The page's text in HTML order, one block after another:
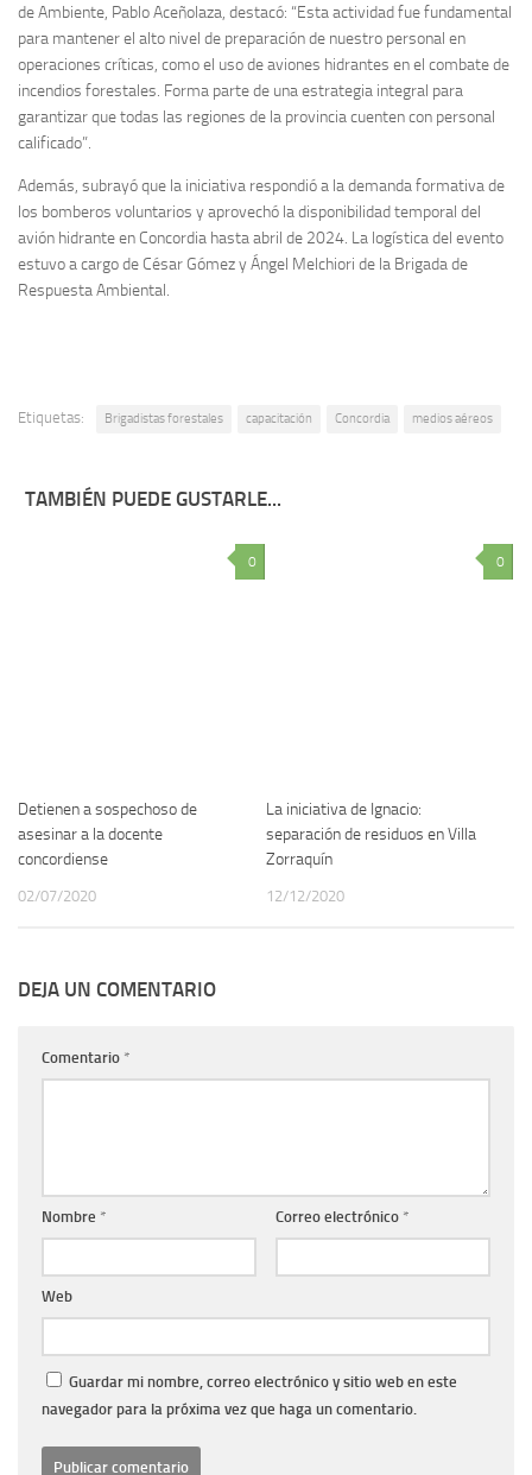
de Ambiente, Pablo Aceñolaza, destacó: “Esta actividad fue fundamental
para mantener el alto nivel de preparación de nuestro personal en
operaciones críticas, como el uso de aviones hidrantes en el combate de
incendios forestales. Forma parte de una estrategia integral para
garantizar que todas las regiones de la provincia cuenten con personal
calificado”.
Además, subrayó que la iniciativa respondió a la demanda formativa de
los bomberos voluntarios y aprovechó la disponibilidad temporal del
avión hidrante en Concordia hasta abril de 2024. La logística del evento
estuvo a cargo de César Gómez y Ángel Melchiori de la Brigada de
Respuesta Ambiental.
Etiquetas: Brigadistas forestales capacitación Concordia medios aéreos
TAMBIÉN PUEDE GUSTARLE...
0
Detienen a sospechoso de
asesinar a la docente
concordiense
02/07/2020
0
La iniciativa de Ignacio:
separación de residuos en Villa
Zorraquín
12/12/2020
DEJA UN COMENTARIO
Comentario *
Nombre * Correo electrónico *
Web
Guardar mi nombre, correo electrónico y sitio web en este
navegador para la próxima vez que haga un comentario.